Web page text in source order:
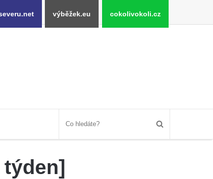
výběžek.eu cokolivokoli.cz
týden]